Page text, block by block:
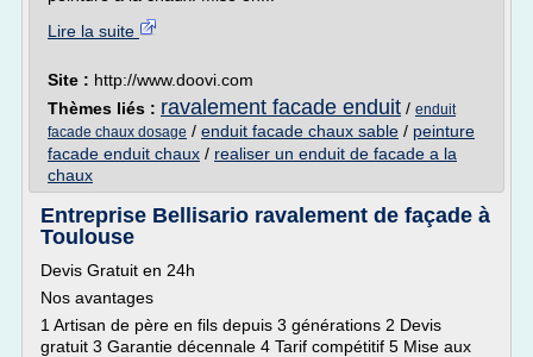
Lire la suite
Site : http://www.doovi.com
Thèmes liés : ravalement facade enduit / enduit
facade chaux dosage / enduit facade chaux sable / peinture
facade enduit chaux / realiser un enduit de facade a la
chaux
Entreprise Bellisario ravalement de façade à
Toulouse
Devis Gratuit en 24h
Nos avantages
1 Artisan de père en fils depuis 3 générations 2 Devis
gratuit 3 Garantie décennale 4 Tarif compétitif 5 Mise aux